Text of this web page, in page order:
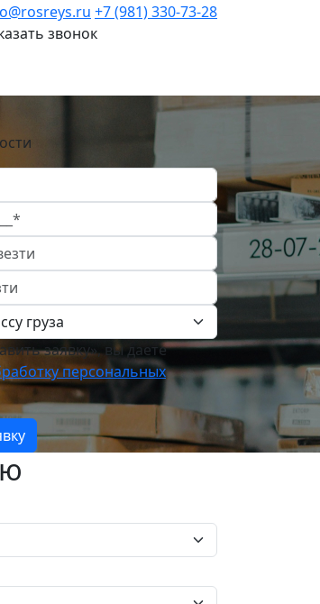
+7 (981) 330-73-28
звонок
заявку», вы даете
персональных